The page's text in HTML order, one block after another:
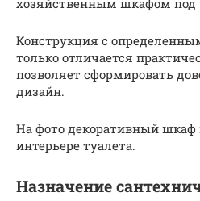
Конструкция с
только отличается
позволяет сформировать
дизайн.
На фото декоративный шкаф
интерьере туалета.
Назначение